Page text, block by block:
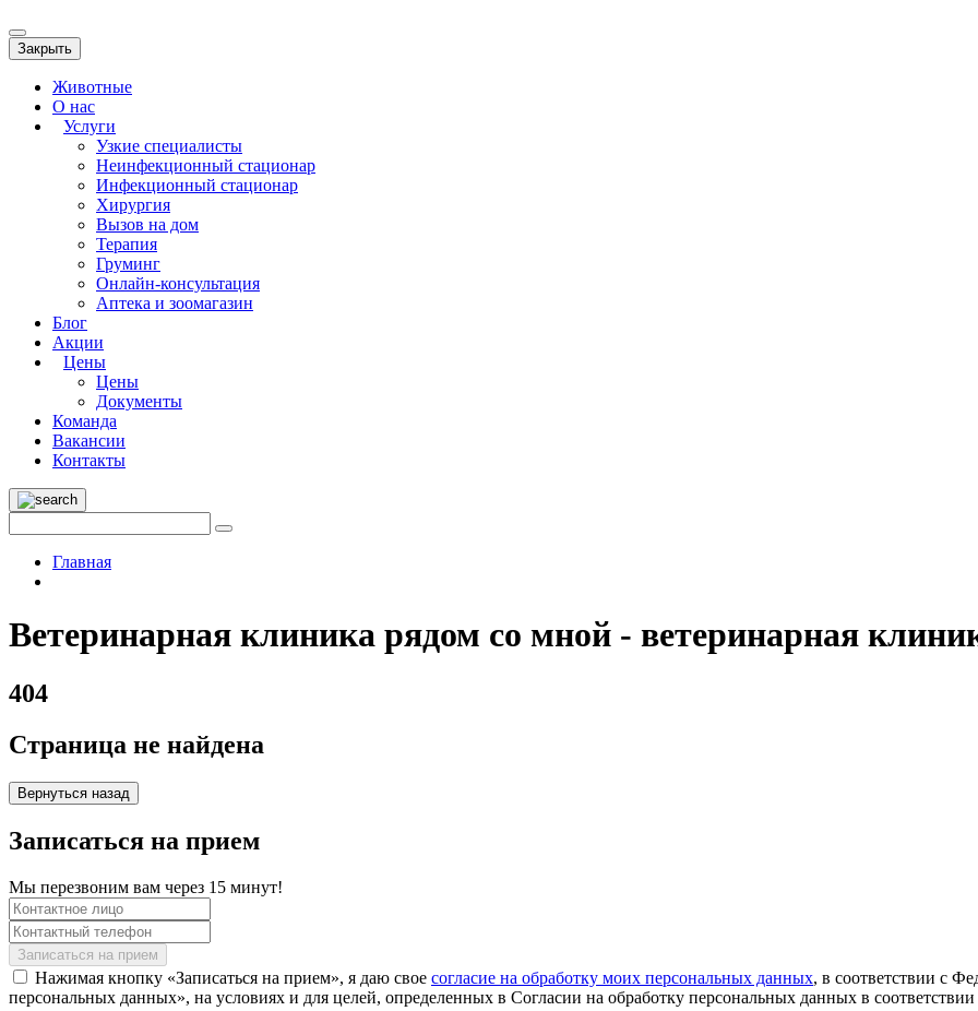
Закрыть
Животные
О нас
Услуги
Узкие специалисты
Неинфекционный стационар
Инфекционный стационар
Хирургия
Вызов на дом
Терапия
Груминг
Онлайн-консультация
Аптека и зоомагазин
Блог
Акции
Цены
Цены
Документы
Команда
Вакансии
Контакты
Главная
Ветеринарная клиника рядом со мной - ветеринарная
404
Страница не найдена
Вернуться назад
Записаться на прием
Мы перезвоним вам через 15 минут!
Нажимая кнопку «Записаться на прием», я даю свое согласие на обработку моих персональных данных, в соответствии с
персональных данных», на условиях и для целей, определенных в Согласии на обработку персональных данных в соответствии